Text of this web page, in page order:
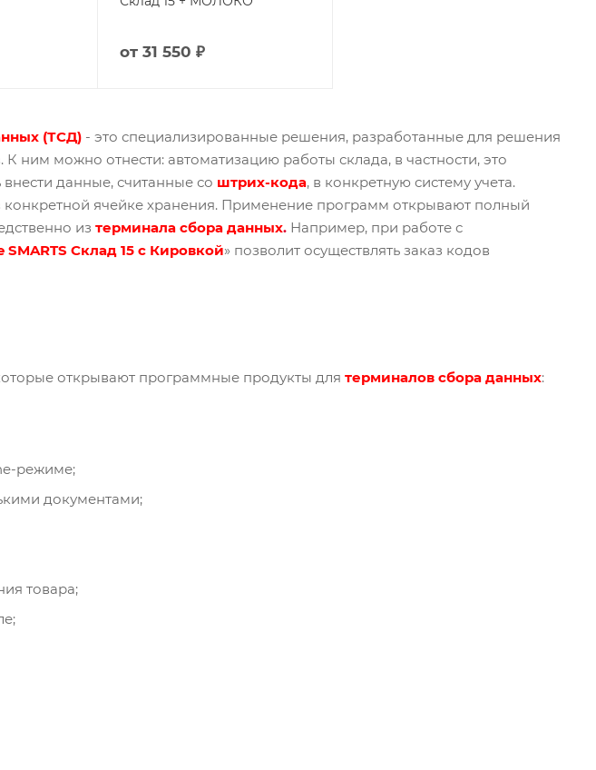
от 31 550 ₽
(ТСД) - это специализированные решения, разработанные для решения
ним можно отнести: автоматизацию работы склада, в частности, это
внести данные, считанные со штрих-кода, в конкретную систему учета.
ячейке хранения. Применение программ открывают полный
из терминала сбора данных. Например, при работе с
Склад 15 с Кировкой» позволит осуществлять заказ кодов
открывают программные продукты для терминалов сбора данных:
режиме;
документами;
товара;